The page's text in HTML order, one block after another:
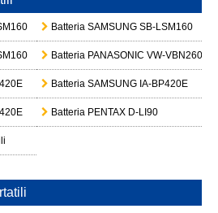
Batteria SAMSUNG SB-LSM160
Batteria PANASONIC VW-VBN260
Batteria SAMSUNG IA-BP420E
Batteria PENTAX D-LI90